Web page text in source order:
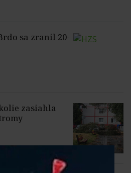
sa zranil 20-
zasiahla